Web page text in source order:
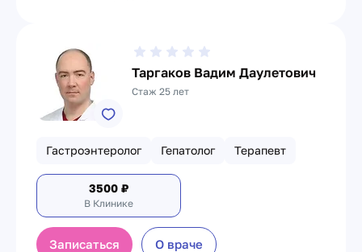
Таргаков Вадим Даулетович
Стаж 25 лет
Гастроэнтеролог Гепатолог Терапевт
3500 ₽
В Клинике
Записаться О враче